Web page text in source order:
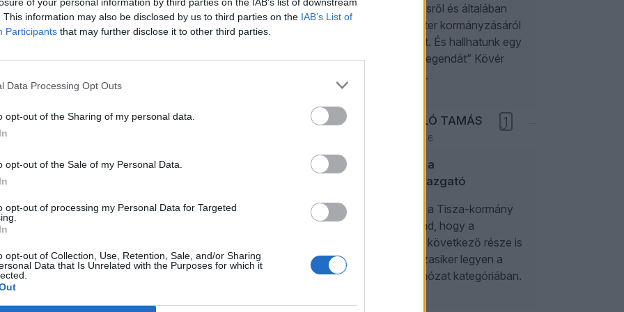
This information may also be disclosed by us to third parties on the IAB’s List of
Participants that may further disclose it to other third parties.
Data Processing Opt Outs
opt-out of the Sharing of my personal data.
opt-out of the Sale of my Personal Data.
opt-out of processing my Personal Data for Targeted
opt-out of Collection, Use, Retention, Sale, and/or Sharing
Data that Is Unrelated with the Purposes for which it
ligájában játszik, következésképp Orbán Viktor
világpolitika színpadán – Trump elnök mögött – elsősorban
műve és személyes sikere, hiszen olyan tapasztalt
az eredményes békekötésen, mint Trump elnök veje
személyes tanácsadója”, Jared Kushner (Ivanka Trump
férje, egy született diplomata és milliomos
Steve Witkoff. Ők ketten hónapok óta a háttérben
többször körbeutazták az érintett feleket a régióban, hogy
trumpi béketervet, amely megfelelő együttműködési
valamint legfőképpen békét jelent(het) úgy Izrael, mint a
sőt közvetve az egész térség számára.
Trump béketervének pontjai jelentős mértékben
januárjában Kushner által bemutatott 180 oldalas
elnök-jelölésről és általában
Magyar Péter kormányzásáról
is beszélget. És hallhatunk egy
„több mint legendát” Kövér
Lászlóról is.
PAPP LÁSZLÓ TAMÁS
2026. augusztus 6.
1
Sógorom, a
múzeumigazgató
Úgy néz ki, a Tisza-kormány
jó úton halad, hogy a
Sógország következő része is
zajos kasszasiker legyen a
botránybohózat kategóriában.